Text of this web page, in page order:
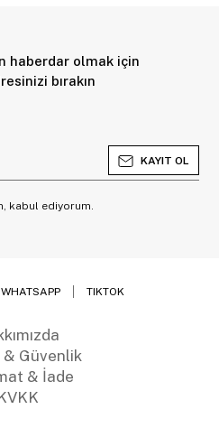
haberdar olmak için
bırakın
KAYIT OL
kabul ediyorum.
WHATSAPP TIKTOK
& Güvenlik
& İade